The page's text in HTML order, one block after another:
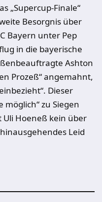
„Supercup-Finale“
Besorgnis über
Bayern unter Pep
in die bayerische
Ashton
Prozeß“ angemahnt,
Dieser
möglich“ zu Siegen
Uli Hoeneß kein über
Leid